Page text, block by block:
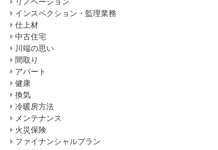
インスペクション・監理業務
仕上材
中古住宅
川端の思い
間取り
アパート
健康
換気
冷暖房方法
メンテナンス
火災保険
ファイナンシャルプラン